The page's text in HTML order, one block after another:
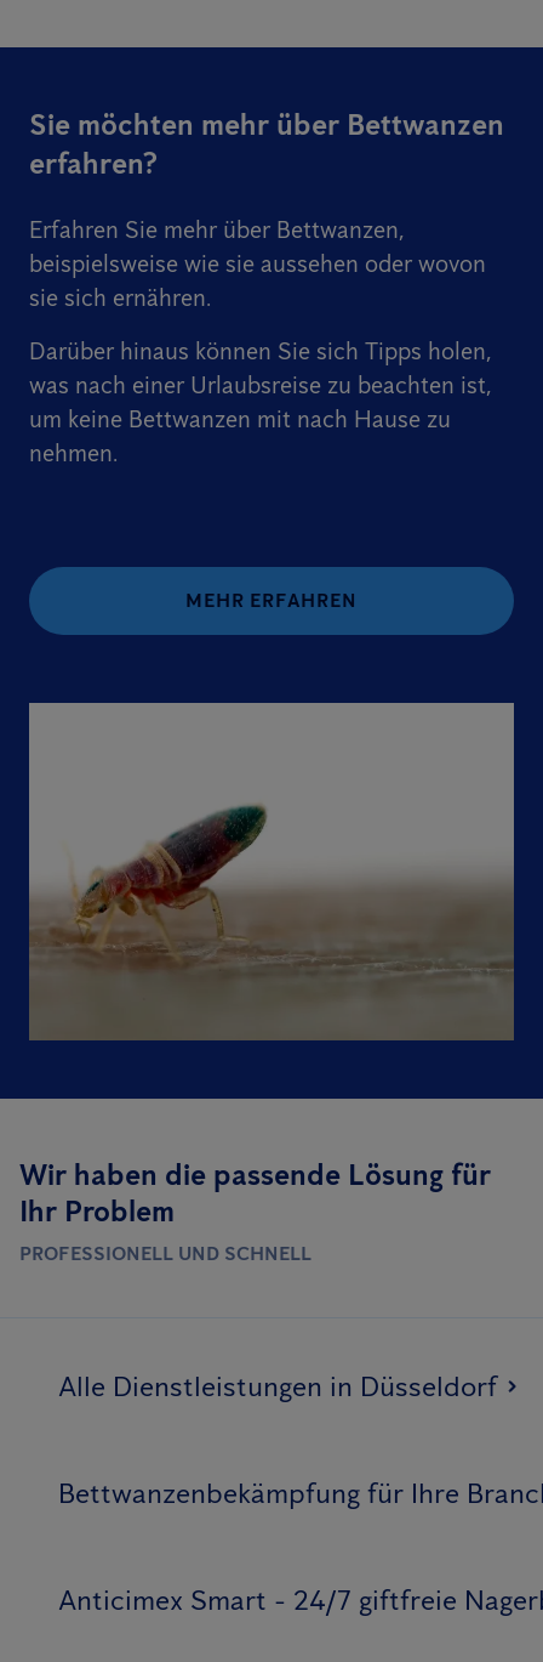
Sie möchten mehr über Bettwanzen
erfahren?
Erfahren Sie mehr über Bettwanzen,
beispielsweise wie sie aussehen oder wovon
sie sich ernähren.
Darüber hinaus können Sie sich Tipps holen,
was nach einer Urlaubsreise zu beachten ist,
um keine Bettwanzen mit nach Hause zu
nehmen.
MEHR ERFAHREN
Wir haben die passende Lösung für
Ihr Problem
PROFESSIONELL UND SCHNELL
Alle Dienstleistungen in Düsseldorf
Bettwanzenbekämpfung für Ihre
Anticimex Smart - 24/7 giftfreie